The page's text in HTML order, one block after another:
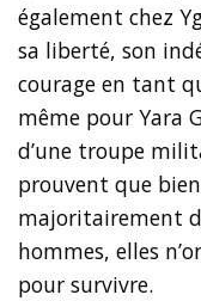
également chez
sa liberté, son
courage en tant
même pour Yara
d’une troupe
prouvent que
majoritairement
hommes, elles
pour survivre.